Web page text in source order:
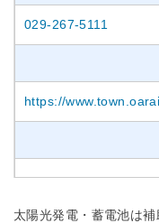
029-267-5111
https://
太陽光発電・蓄電池は